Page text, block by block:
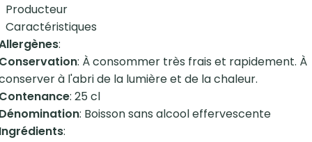
Producteur
Caractéristiques
:
: À consommer très frais et rapidement. À
à l'abri de la lumière et de la chaleur.
: 25 cl
: Boisson sans alcool effervescente
: